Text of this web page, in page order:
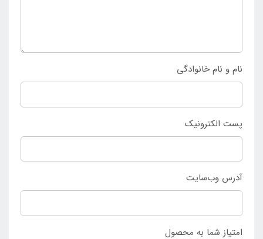
منحصر به فرد و با مزیت های گفته شده تنها می توان به
نمایندگی مرکزی اینتکس ایران
نام و نام خانوادگی
پست الکترونیک
آدرس وب‌سایت
امتیاز شما به محصول